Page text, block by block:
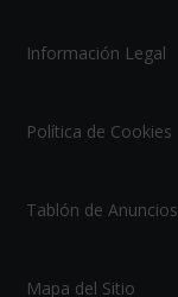
Información Legal
Política de Cookies
Tablón de Anuncios
Mapa del Sitio